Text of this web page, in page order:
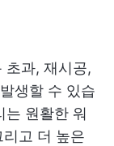
초과, 재시공,
생할 수 있습
는 원활한 워
고 더 높은